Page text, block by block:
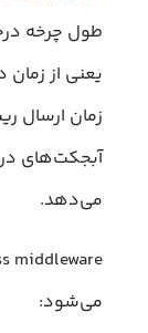
آبجکت‌های
می‌دهد.
می‌شود: